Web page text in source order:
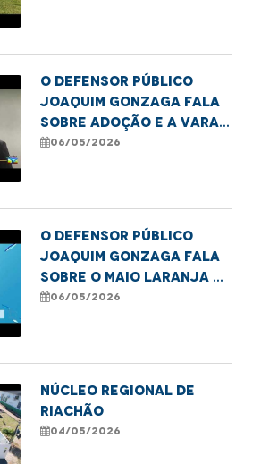
O defensor público
Joaquim Gonzaga fala
sobre adoção e a Vara
da Infância e Juventude
06/05/2026
O defensor público
Joaquim Gonzaga fala
sobre o Maio Laranja e
o combate ao abuso
06/05/2026
NÚCLEO REGIONAL DE
RIACHÃO
04/05/2026